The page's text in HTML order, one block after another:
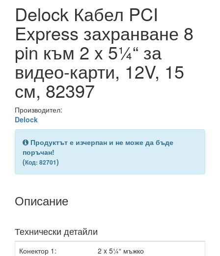
Delock Кабел PCI
Express захранване 8
pin към 2 x 5¼“ за
видео-карти, 12V, 15
см, 82397
Производител:
Delock
Продуктът е изчерпан и не може да бъде
поръчан!
(Код: 82701)
Описание
Технически детайли
Конектор 1:
2 x 5¼“ мъжко